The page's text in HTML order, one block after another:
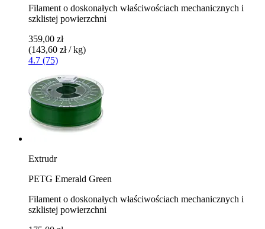
Filament o doskonałych właściwościach mechanicznych i
szklistej powierzchni
359,00 zł
(143,60 zł / kg)
4.7 (75)
Extrudr
PETG Emerald Green
Filament o doskonałych właściwościach mechanicznych i
szklistej powierzchni